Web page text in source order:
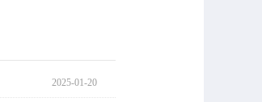
2025-01-20